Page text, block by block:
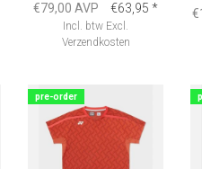
€79,00 AVP €63,95 *
Incl. btw Excl.
Verzendkosten
pre-order